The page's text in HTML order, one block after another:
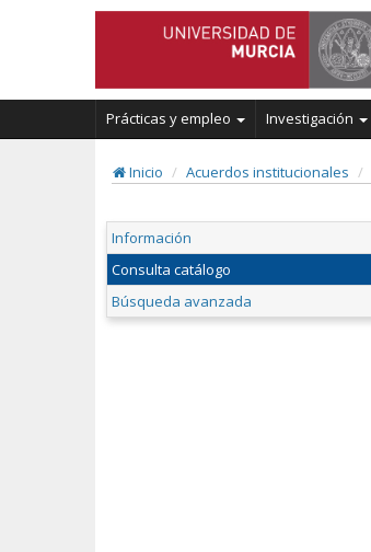
Prácticas y empleo Investigación
Inicio Acuerdos institucionales
Información
Consulta catálogo
Búsqueda avanzada